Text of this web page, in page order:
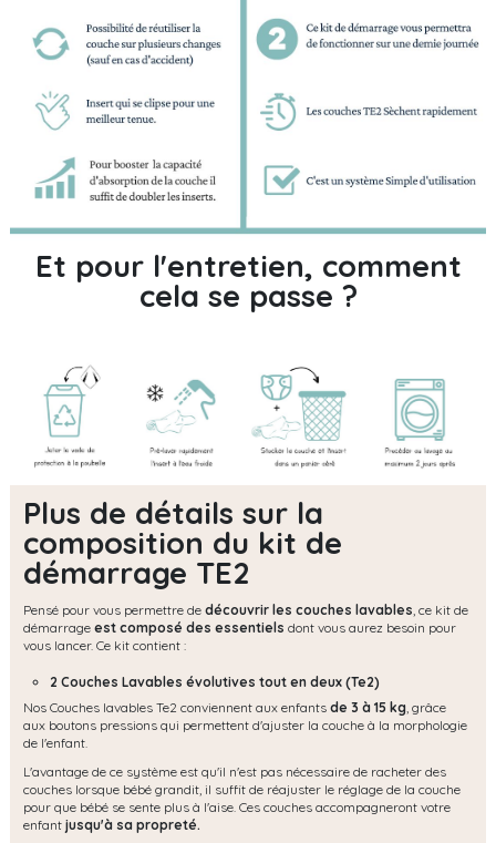
Et pour l'entretien, comment
cela se passe ?
Plus de détails sur la
composition du kit de
démarrage TE2
Pensé pour vous permettre de découvrir les couches lavables, ce kit de
démarrage est composé des essentiels dont vous aurez besoin pour
vous lancer. Ce kit contient :
2 Couches Lavables évolutives tout en deux (Te2)
Nos Couches lavables Te2 conviennent aux enfants de 3 à 15 kg, grâce
aux boutons pressions qui permettent d'ajuster la couche à la morphologie
de l'enfant.
L'avantage de ce système est qu'il n'est pas nécessaire de racheter des
couches lorsque bébé grandit, il suffit de réajuster le réglage de la couche
pour que bébé se sente plus à l'aise. Ces couches accompagneront votre
enfant jusqu'à sa propreté.